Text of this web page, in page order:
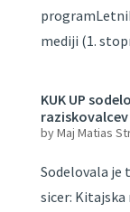
mediji (1.
KUK UP
raziskovalcev
byMaj Matias
Sodelovala je
sicer: